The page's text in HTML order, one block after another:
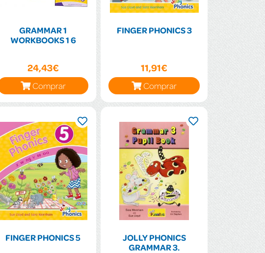
GRAMMAR 1
WORKBOOKS 1 6
24,43€
Comprar
FINGER PHONICS 3
11,91€
Comprar
FINGER PHONICS 5
JOLLY PHONICS
GRAMMAR 3.